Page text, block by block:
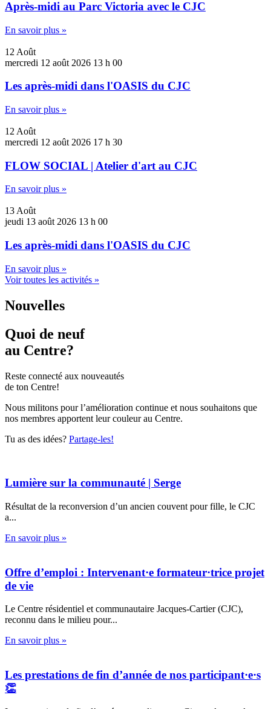
Après-midi au Parc Victoria avec le CJC
En savoir plus »
12 Août
mercredi 12 août 2026 13 h 00
Les après-midi dans l'OASIS du CJC
En savoir plus »
12 Août
mercredi 12 août 2026 17 h 30
FLOW SOCIAL | Atelier d'art au CJC
En savoir plus »
13Août
jeudi 13 août 2026 13 h 00
Les après-midi dans l'OASIS du CJC
En savoir plus »
Voir toutes les activités »
Nouvelles
Quoi de neuf
au Centre?
Reste connecté aux nouveautés
de ton Centre!
Nous militons pour l’amélioration continue et nous souhaitons que
nos membres apportent leur couleur au Centre.
Tu as des idées? Partage-les!
Lumière sur la communauté | Serge
Résultat de la reconversion d’un ancien couvent pour fille, le CJC
a...
En savoir plus »
Offre d’emploi : Intervenant·e formateur·trice projet
de vie
Le Centre résidentiel et communautaire Jacques-Cartier (CJC),
reconnu dans le milieu pour...
En savoir plus »
Les prestations de fin d’année de nos participant·e·s
👏